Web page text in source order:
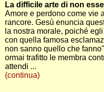
La difficile arte di non
Amore e perdono come vie
rancore. Gesù enuncia
la nostra morale, poiché
con quella famosa
non sanno quello che
ormai trafitto le membra
attendi ...
(continua)